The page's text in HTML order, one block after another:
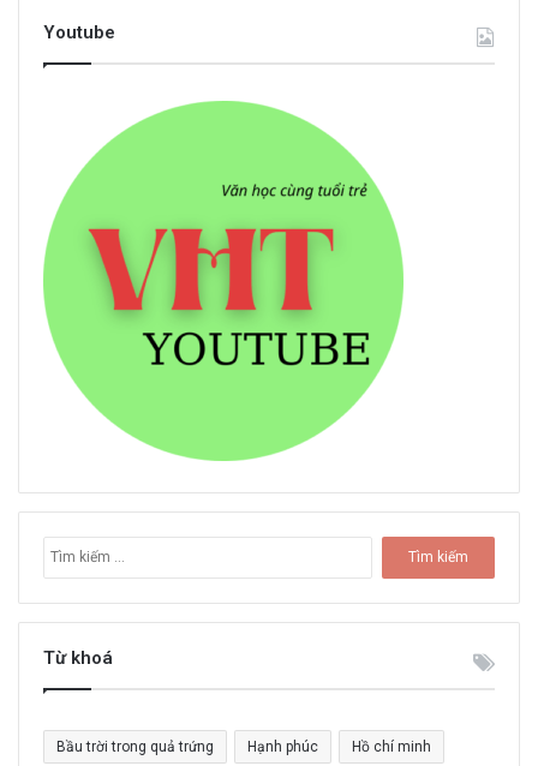
Youtube
m
k
c
h
Từ khoá
Bầu trời trong quả trứng Hạnh phúc Hồ chí minh